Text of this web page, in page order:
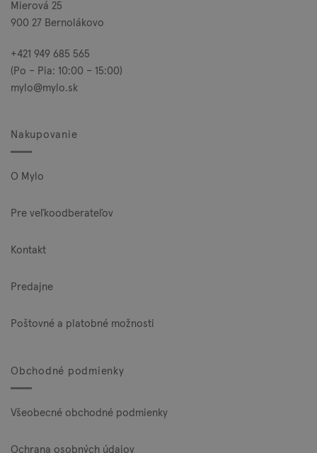
Mierová 25
900 27 Bernolákovo
+421 949 685 565
(Po – Pia: 10:00 – 15:00)
mylo@mylo.sk
Nakupovanie
O Mylo
Pre veľkoodberateľov
Kontakt
Predajne
Poštovné a platobné možnosti
Obchodné podmienky
Všeobecné obchodné podmienky
Ochrana osobných údajov